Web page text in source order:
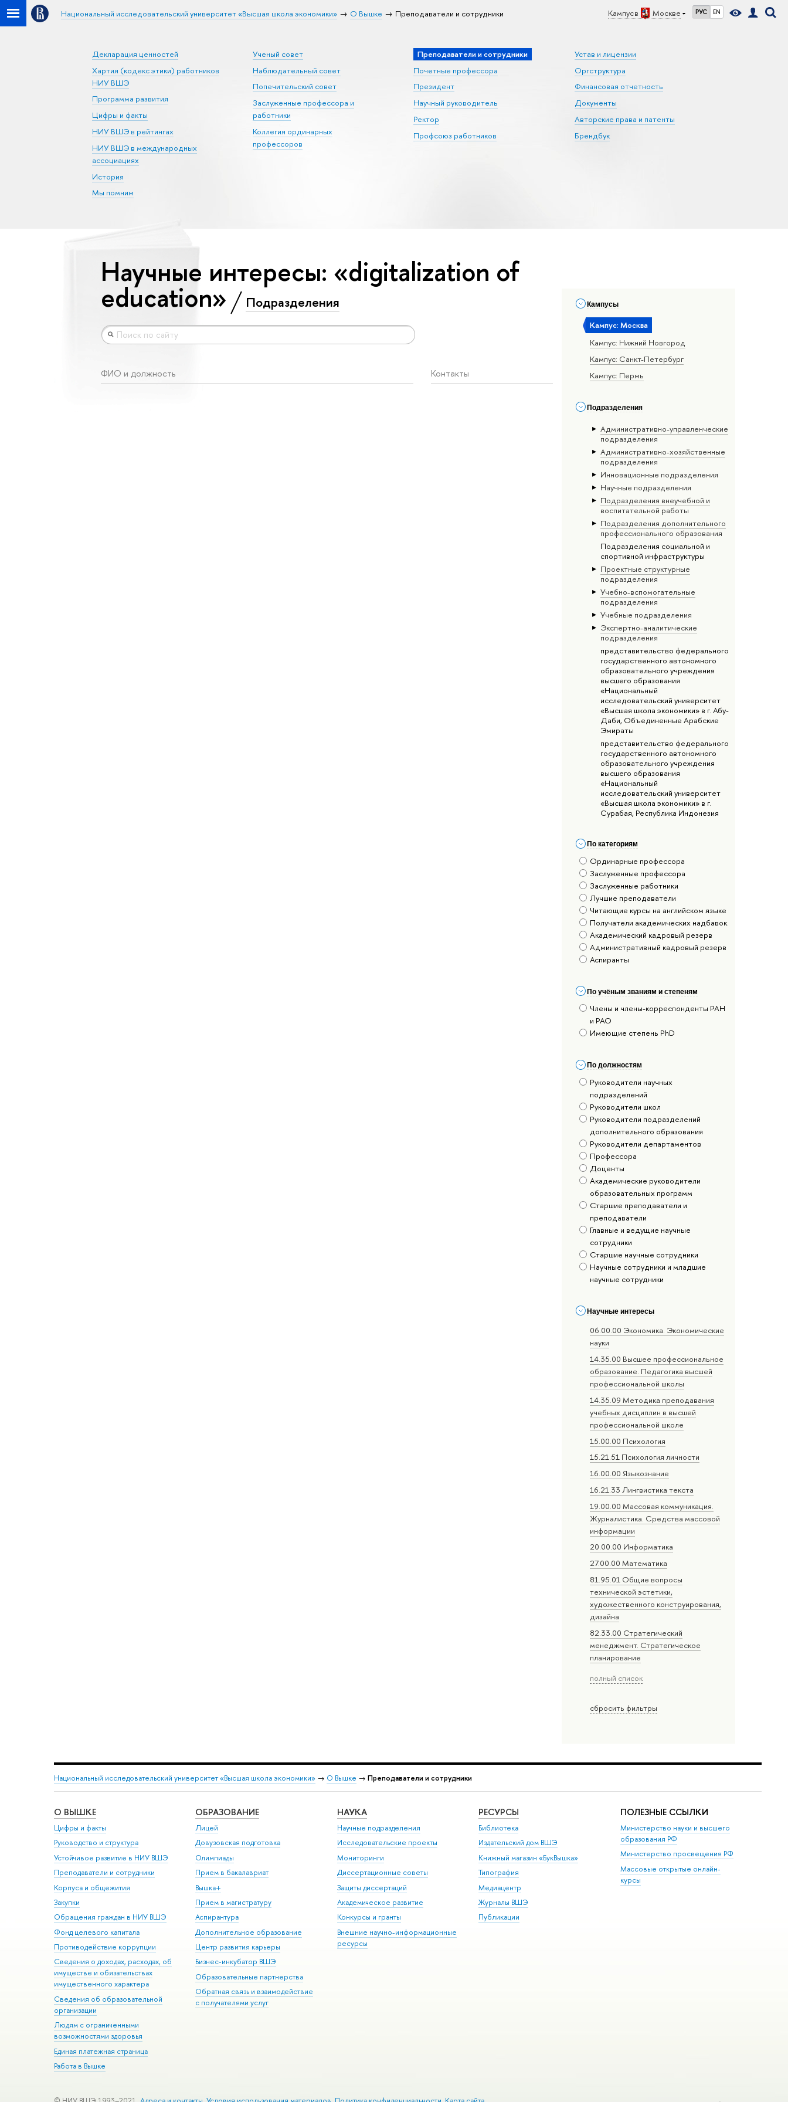
Кампус в Москве РУС EN
Национальный исследовательский университет «Высшая школа экономики» О Вышке Преподаватели и сотрудники
Декларация ценностей
Хартия (кодекс этики) работников
НИУ ВШЭ
Программа развития
Цифры и факты
НИУ ВШЭ в рейтингах
НИУ ВШЭ в международных
ассоциациях
История
Мы помним
Ученый совет
Наблюдательный совет
Попечительский совет
Заслуженные профессора и
работники
Коллегия ординарных
профессоров
Преподаватели и сотрудники
Почетные профессора
Президент
Научный руководитель
Ректор
Профсоюз работников
Устав и лицензии
Оргструктура
Финансовая отчетность
Документы
Авторские права и патенты
Брендбук
Кампусы
Кампус: Москва
Кампус: Нижний Новгород
Кампус: Санкт-Петербург
Кампус: Пермь
Подразделения
Административно-управленческие
подразделения
Административно-хозяйственные
подразделения
Инновационные подразделения
Научные подразделения
Подразделения внеучебной и
воспитательной работы
Подразделения дополнительного
профессионального образования
Подразделения социальной и
спортивной инфраструктуры
Проектные структурные
подразделения
Учебно-вспомогательные
подразделения
Учебные подразделения
Экспертно-аналитические
подразделения
представительство федерального
государственного автономного
образовательного учреждения
высшего образования
«Национальный
исследовательский университет
«Высшая школа экономики» в г. Абу-
Даби, Объединенные Арабские
Эмираты
представительство федерального
государственного автономного
образовательного учреждения
высшего образования
«Национальный
исследовательский университет
«Высшая школа экономики» в г.
Сурабая, Республика Индонезия
По категориям
Ординарные профессора
Заслуженные профессора
Заслуженные работники
Лучшие преподаватели
Читающие курсы на английском языке
Получатели академических надбавок
Академический кадровый резерв
Административный кадровый резерв
Аспиранты
По учёным званиям и степеням
Члены и члены-корреспонденты РАН
и РАО
Имеющие степень PhD
По должностям
Руководители научных
подразделений
Руководители школ
Руководители подразделений
дополнительного образования
Руководители департаментов
Профессора
Доценты
Академические руководители
образовательных программ
Старшие преподаватели и
преподаватели
Главные и ведущие научные
сотрудники
Старшие научные сотрудники
Научные сотрудники и младшие
научные сотрудники
Научные интересы
06.00.00 Экономика. Экономические
науки
14.35.00 Высшее профессиональное
образование. Педагогика высшей
профессиональной школы
14.35.09 Методика преподавания
учебных дисциплин в высшей
профессиональной школе
15.00.00 Психология
15.21.51 Психология личности
16.00.00 Языкознание
16.21.33 Лингвистика текста
19.00.00 Массовая коммуникация.
Журналистика. Средства массовой
информации
20.00.00 Информатика
27.00.00 Математика
81.95.01 Общие вопросы
технической эстетики,
художественного конструирования,
дизайна
82.33.00 Стратегический
менеджмент. Стратегическое
планирование
полный список
сбросить фильтры
Научные интересы: «digitalization of
education» Подразделения
ФИО и должность Контакты
Национальный исследовательский университет «Высшая школа экономики» → О Вышке → Преподаватели и сотрудники
О ВЫШКЕ
Цифры и факты
Руководство и структура
Устойчивое развитие в НИУ ВШЭ
Преподаватели и сотрудники
Корпуса и общежития
Закупки
Обращения граждан в НИУ ВШЭ
Фонд целевого капитала
Противодействие коррупции
Сведения о доходах, расходах, об
имуществе и обязательствах
имущественного характера
Сведения об образовательной
организации
Людям с ограниченными
возможностями здоровья
Единая платежная страница
Работа в Вышке
ОБРАЗОВАНИЕ
Лицей
Довузовская подготовка
Олимпиады
Прием в бакалавриат
Вышка+
Прием в магистратуру
Аспирантура
Дополнительное образование
Центр развития карьеры
Бизнес-инкубатор ВШЭ
Образовательные партнерства
Обратная связь и взаимодействие
с получателями услуг
НАУКА
Научные подразделения
Исследовательские проекты
Мониторинги
Диссертационные советы
Защиты диссертаций
Академическое развитие
Конкурсы и гранты
Внешние научно-информационные
ресурсы
РЕСУРСЫ
Библиотека
Издательский дом ВШЭ
Книжный магазин «БукВышка»
Типография
Медиацентр
Журналы ВШЭ
Публикации
ПОЛЕЗНЫЕ ССЫЛКИ
Министерство науки и высшего
образования РФ
Министерство просвещения РФ
Массовые открытые онлайн-
курсы